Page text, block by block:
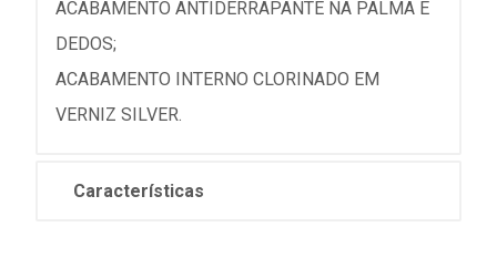
ACABAMENTO ANTIDERRAPANTE NA PALMA E
DEDOS;
ACABAMENTO INTERNO CLORINADO EM
VERNIZ SILVER.
Características